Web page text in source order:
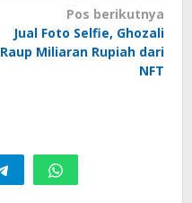
Pos berikutnya
Jual Foto Selfie, Ghozali
Raup Miliaran Rupiah dari
NFT